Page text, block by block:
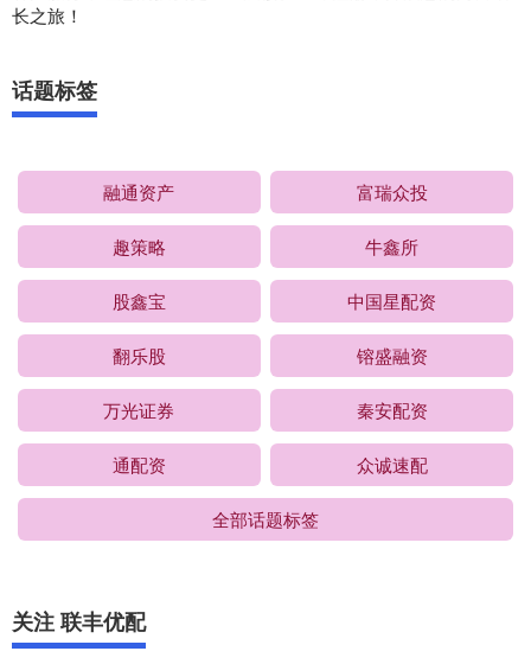
长之旅！
话题标签
融通资产 富瑞众投
趣策略 牛鑫所
股鑫宝 中国星配资
翻乐股 镕盛融资
万光证券 秦安配资
通配资 众诚速配
全部话题标签
关注 联丰优配